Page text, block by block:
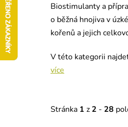
Biostimulanty a
o běžná hnojiva v
kořenů a jejich
V této kategorii
více
Stránka 1 z 2 - 28